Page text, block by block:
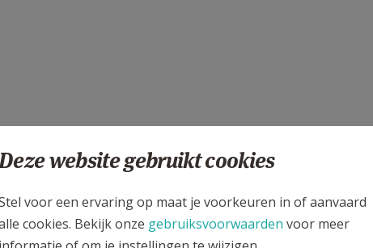
komt:
website gebruikt cookies
voor een ervaring op maat je voorkeuren in of aanvaard
cookies. Bekijk onze gebruiksvoorwaarden voor meer